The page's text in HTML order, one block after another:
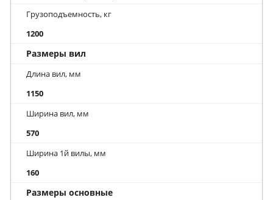
Грузоподъемность, кг
1200
Размеры вил
Длина вил, мм
1150
Ширина вил, мм
570
Ширина 1й вилы, мм
160
Размеры основные